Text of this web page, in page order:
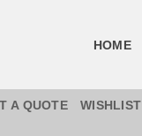
HOME
A QUOTE WISHLIST